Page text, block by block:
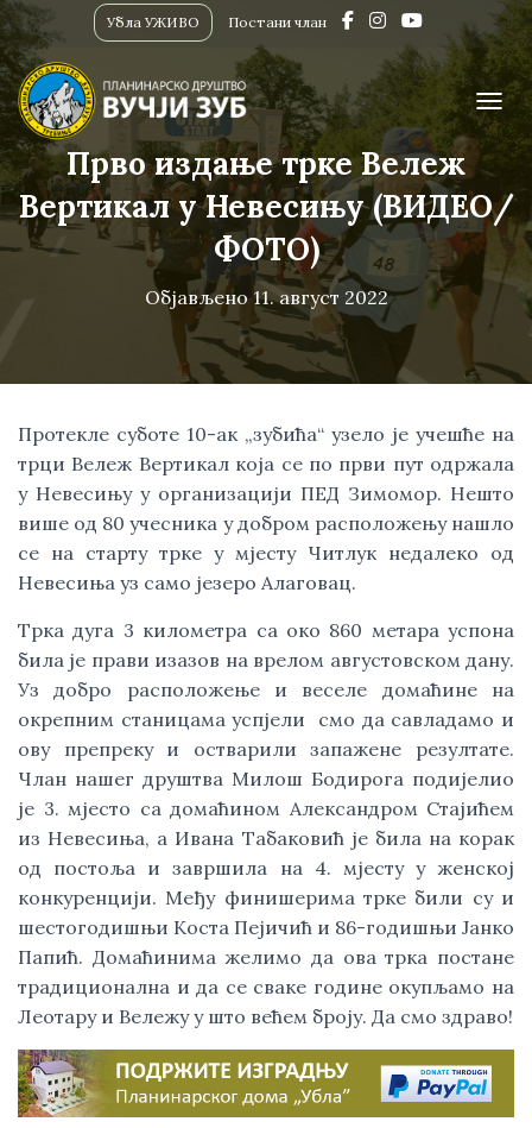
Убла УЖИВО Постани члан
Прво издање трке Вележ
Вертикал у Невесињу (ВИДЕО/
ФОТО)
Објављено 11. август 2022
Протекле суботе 10-ак „зубића“ узело је учешће на
трци Вележ Вертикал која се по први пут одржала
у Невесињу у организацији ПЕД Зимомор. Нешто
више од 80 учесника у добром расположењу нашло
се на старту трке у мјесту Читлук недалеко од
Невесиња уз само језеро Алаговац.
Трка дуга 3 километра са око 860 метара успона
била је прави изазов на врелом августовском дану.
Уз добро расположење и веселе домаћине на
окрепним станицама успјели смо да савладамо и
ову препреку и остварили запажене резултате.
Члан нашег друштва Милош Бодирога подијелио
је 3. мјесто са домаћином Александром Стајићем
из Невесиња, а Ивана Табаковић је била на корак
од постоља и завршила на 4. мјесту у женској
конкуренцији. Међу финишерима трке били су и
шестогодишњи Коста Пејичић и 86-годишњи Јанко
Папић. Домаћинима желимо да ова трка постане
традиционална и да се сваке године окупљамо на
Леотару и Вележу у што већем броју. Да смо здраво!